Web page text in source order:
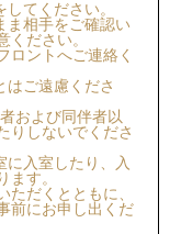
てください。
ま相手をご確認い
ください。
ロントへご連絡く
はご遠慮くださ
および同伴者以
りしないでくださ
に入室したり、入
ます。
ただくとともに、
前にお申し出くだ